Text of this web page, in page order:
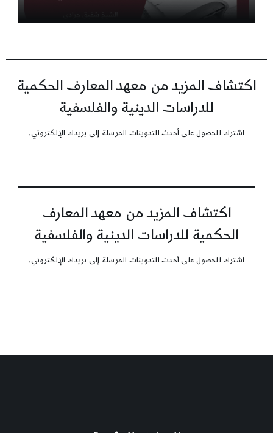
اكتشاف المزيد من معهد المعارف الحكمية
للدراسات الدينية والفلسفية
اشترك للحصول على أحدث التدوينات المرسلة إلى بريدك الإلكتروني.
اكتشاف المزيد من معهد المعارف
الحكمية للدراسات الدينية والفلسفية
اشترك للحصول على أحدث التدوينات المرسلة إلى بريدك الإلكتروني.